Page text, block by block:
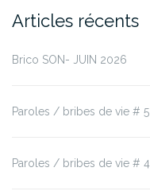
Articles récents
Brico SON- JUIN 2026
Paroles / bribes de vie # 5
Paroles / bribes de vie # 4